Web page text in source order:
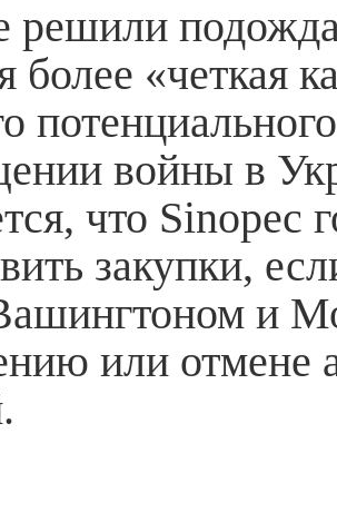
более «четкая
войны в
что Sinopec
закупки,
и
или отмене